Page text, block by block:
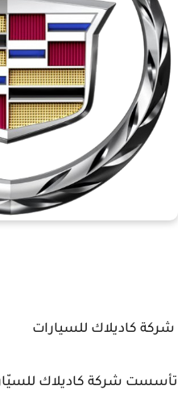
شركة كاديلاك للسيارات